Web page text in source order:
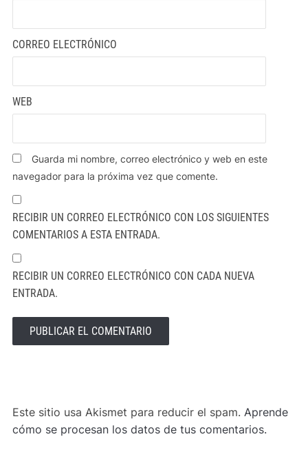
CORREO ELECTRÓNICO
WEB
Guarda mi nombre, correo electrónico y web en este
navegador para la próxima vez que comente.
RECIBIR UN CORREO ELECTRÓNICO CON LOS SIGUIENTES
COMENTARIOS A ESTA ENTRADA.
RECIBIR UN CORREO ELECTRÓNICO CON CADA NUEVA
ENTRADA.
Este sitio usa Akismet para reducir el spam. Aprende
cómo se procesan los datos de tus comentarios.